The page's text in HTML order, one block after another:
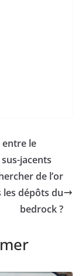
entre le
jacents
de l’or
les dépôts du
bedrock ?